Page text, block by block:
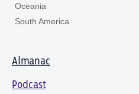
Oceania
South America
Almanac
Podcast